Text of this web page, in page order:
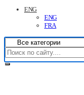
ENG
ENG
FRA